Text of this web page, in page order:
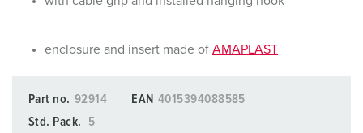
enclosure and insert made of AMAPLAST
Part no. 92914 EAN 4015394088585
Std. Pack.
5